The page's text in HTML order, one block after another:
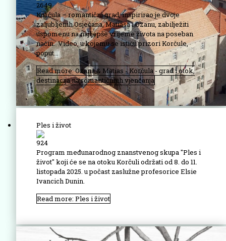
2649
Korčula – romantični grad, inspirirao je dvoje
zaljubljenih Osječana, Matiasa i Ozanu, zabilježiti
uspomenu na najljepše vrijeme života na poseban
način. Video, u kojemu se ističu prizori Korčule,
poput...
Read more: Ozana & Matias - Korčula - grad i otok,
destinacija najromantičnijih vjenčanja
Ples i život
924
Program međunarodnog znanstvenog skupa "Ples i
život" koji će se na otoku Korčuli održati od 8. do 11.
listopada 2025. u počast zaslužne profesorice Elsie
Ivancich Dunin.
Read more: Ples i život